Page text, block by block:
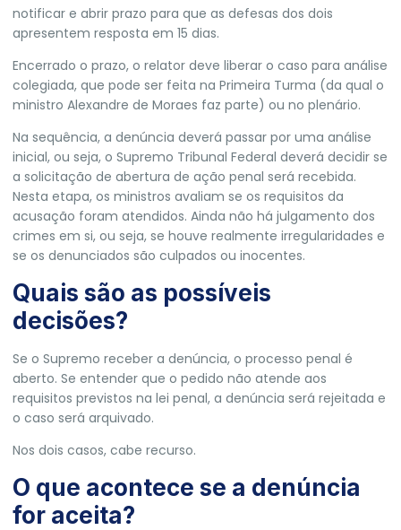
notificar e abrir prazo para que as defesas dos dois
apresentem resposta em 15 dias.
Encerrado o prazo, o relator deve liberar o caso para análise
colegiada, que pode ser feita na Primeira Turma (da qual o
ministro Alexandre de Moraes faz parte) ou no plenário.
Na sequência, a denúncia deverá passar por uma análise
inicial, ou seja, o Supremo Tribunal Federal deverá decidir se
a solicitação de abertura de ação penal será recebida.
Nesta etapa, os ministros avaliam se os requisitos da
acusação foram atendidos. Ainda não há julgamento dos
crimes em si, ou seja, se houve realmente irregularidades e
se os denunciados são culpados ou inocentes.
Quais são as possíveis
decisões?
Se o Supremo receber a denúncia, o processo penal é
aberto. Se entender que o pedido não atende aos
requisitos previstos na lei penal, a denúncia será rejeitada e
o caso será arquivado.
Nos dois casos, cabe recurso.
O que acontece se a denúncia
for aceita?